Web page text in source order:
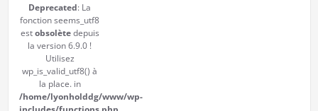
Deprecated: La
fonction seems_utf8
estobsolètedepuis
la version 6.9.0 !
Utilisez
wp_is_valid_utf8() à
la place. in
/home/lyonholddg/www/wp-